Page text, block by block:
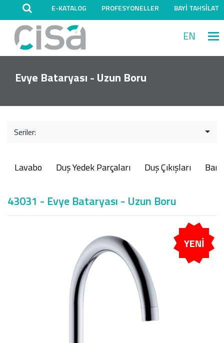
E-KATALOG PROFESYONELLER BAYİ TAHSİLAT
EN
Evye Bataryası - Uzun Boru
Seriler:
Lavabo Duş Yedek Parçaları Duş Çıkışları
43031 - Evye Bataryası - Uzun Boru
YENİ